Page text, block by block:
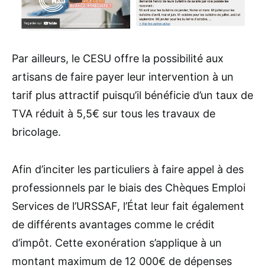
Par ailleurs, le CESU offre la possibilité aux
artisans de faire payer leur intervention à un
tarif plus attractif puisqu’il bénéficie d’un taux de
TVA réduit à 5,5€ sur tous les travaux de
bricolage.
Afin d’inciter les particuliers à faire appel à des
professionnels par le biais des Chèques Emploi
Services de l’URSSAF, l’État leur fait également
de différents avantages comme le crédit
d’impôt. Cette exonération s’applique à un
montant maximum de 12 000€ de dépenses